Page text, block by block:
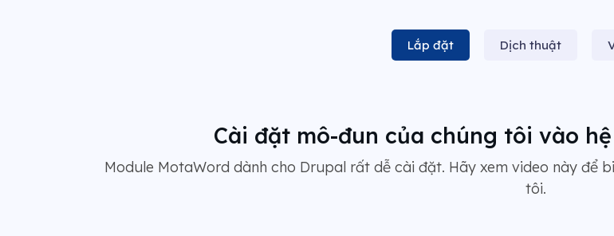
Lắp đặt Dịch thuật
Cài đặt mô-đun của chúng tôi vào
Module MotaWord dành cho Drupal rất dễ cài đặt. Hãy xem video này để
tôi.